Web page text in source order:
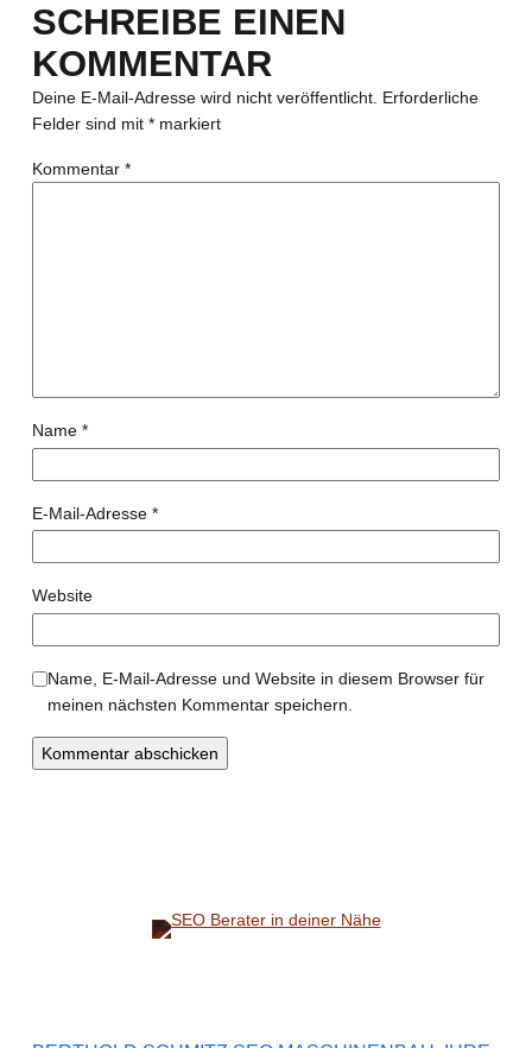
SCHREIBE EINEN
KOMMENTAR
Deine E-Mail-Adresse wird nicht veröffentlicht. Erforderliche
Felder sind mit *markiert
Kommentar *
Name *
E-Mail-Adresse *
Website
Name, E-Mail-Adresse und Website in diesem Browser für
meinen nächsten Kommentar speichern.